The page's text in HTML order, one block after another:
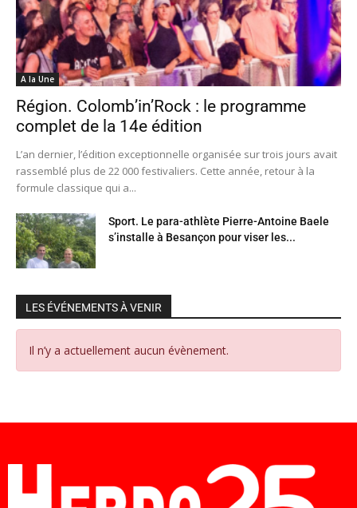
A la Une
Région. Colomb’in’Rock : le programme
complet de la 14e édition
L’an dernier, l’édition exceptionnelle organisée sur trois jours avait
rassemblé plus de 22 000 festivaliers. Cette année, retour à la
formule classique qui a...
Sport. Le para-athlète Pierre-Antoine Baele
s’installe à Besançon pour viser les...
LES ÉVÉNEMENTS À VENIR
Il n’y a actuellement aucun évènement.